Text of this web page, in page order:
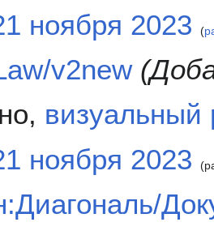
ноября 2023
v2new
визуальный
ноября 2023